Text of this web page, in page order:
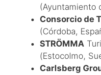
(Ayuntamiento
Consorcio de
(Córdoba,
STRÖMMA
(Estocolmo,
Carlsberg